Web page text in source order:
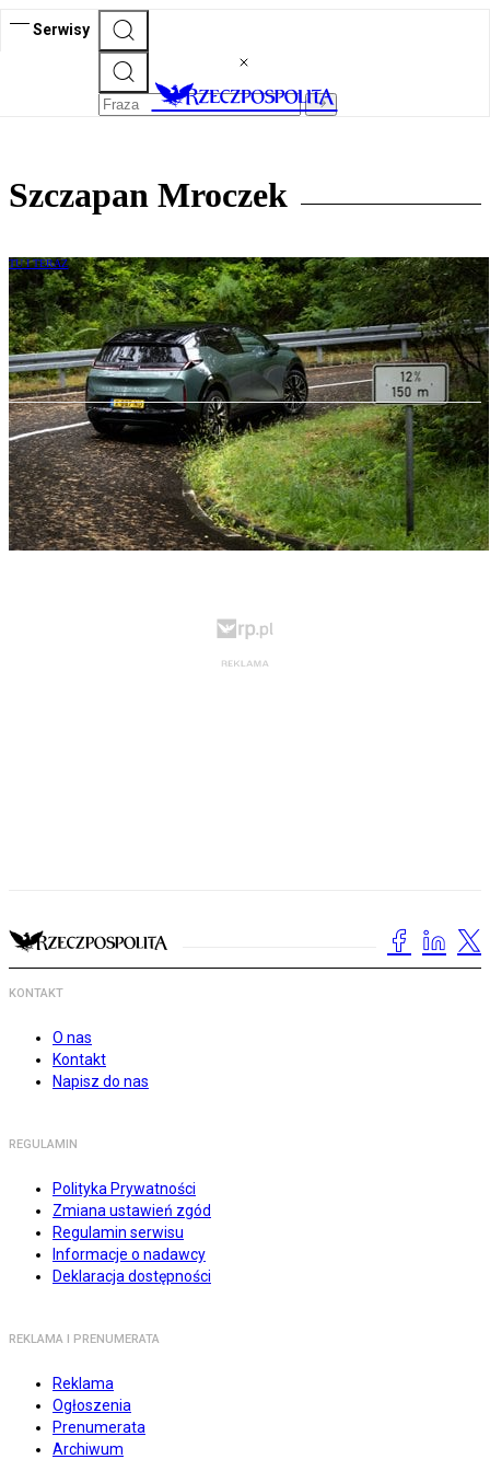
Serwisy
Szczapan Mroczek
TU I TERAZ
Zeekr - zapamiętajcie tę markę. Chiński
rywal Tesli i BMW rośnie błyskawicznie
KONTAKT
O nas
Kontakt
Napisz do nas
REGULAMIN
Polityka Prywatności
Zmiana ustawień zgód
Regulamin serwisu
Informacje o nadawcy
Deklaracja dostępności
REKLAMA I PRENUMERATA
Reklama
Ogłoszenia
Prenumerata
Archiwum